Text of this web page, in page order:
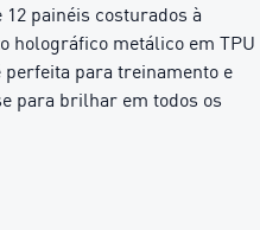
painéis costurados à
holográfico metálico em TPU
para treinamento e
para brilhar em todos os